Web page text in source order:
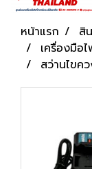
หน้าแรก
สิ
เครื่องมือ
สว่านไขค